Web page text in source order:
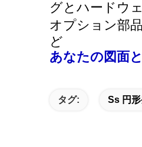
グとハードウ
オプション部
ど
あなたの図面
タグ: Ss 円